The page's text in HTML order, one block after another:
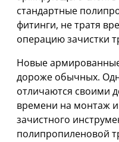
стандартные
фитинги, не тратя
операцию зачистки
Новые
дороже обычных.
отличаются своими
времени на монтаж и
зачистного
полипропиленовой